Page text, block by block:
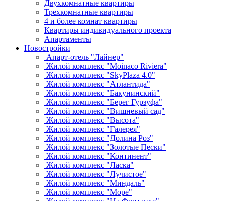
Двухкомнатные квартиры
Трехкомнатные квартиры
4 и более комнат квартиры
Квартиры индивидуального проекта
Апартаменты
Новостройки
Апарт-отель "Лайнер"
Жилой комплекс "Moinaco Riviera"
Жилой комплекс "SkyPlaza 4.0"
Жилой комплекс "Атлантида"
Жилой комплекс "Бакунинский"
Жилой комплекс "Берег Гурзуфа"
Жилой комплекс "Вишневый сад"
Жилой комплекс "Высота"
Жилой комплекс "Галерея"
Жилой комплекс "Долина Роз"
Жилой комплекс "Золотые Пески"
Жилой комплекс "Континент"
Жилой комплекс "Ласка"
Жилой комплекс "Лучистое"
Жилой комплекс "Миндаль"
Жилой комплекс "Море"